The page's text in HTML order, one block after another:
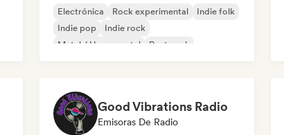
Electrónica Rock experimental
Indie folk
Indie pop
Indie rock
Metal / Heavy metal
Post punk
Good Vibrations Radio
Emisoras De Radio